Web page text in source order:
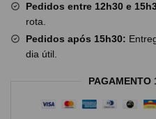
Pedidos entre 12h30 e
rota.
Pedidos após 15h30:
dia útil.
PAGAMENTO